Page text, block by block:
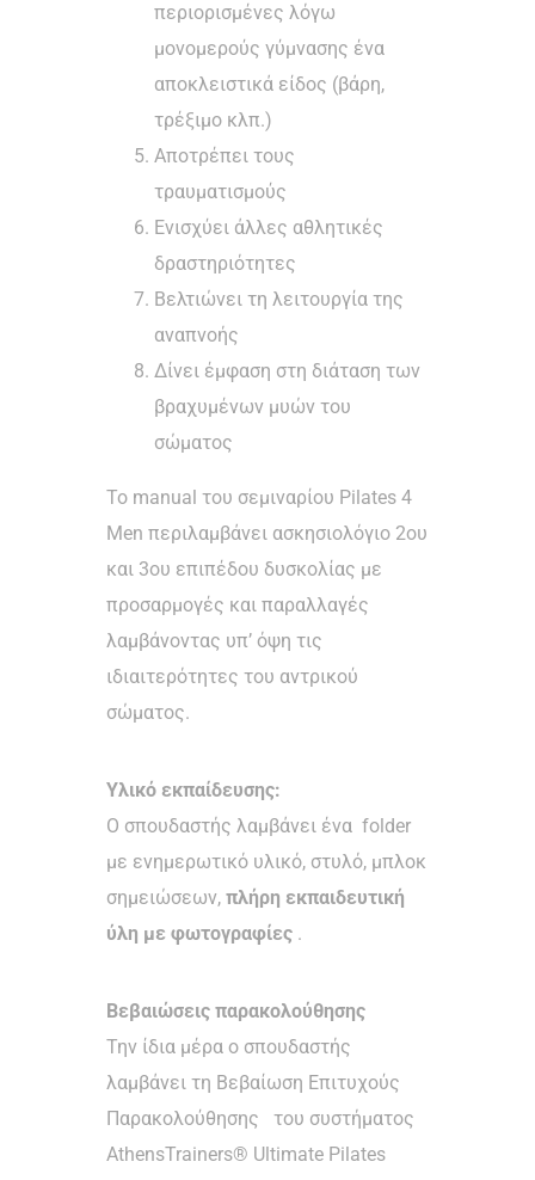
περιορισμένες λόγω
μονομερούς γύμνασης ένα
αποκλειστικά είδος (βάρη,
τρέξιμο κλπ.)
Αποτρέπει τους
τραυματισμούς
Ενισχύει άλλες αθλητικές
δραστηριότητες
Βελτιώνει τη λειτουργία της
αναπνοής
Δίνει έμφαση στη διάταση των
βραχυμένων μυών του
σώματος
Το manual του σεμιναρίου Pilates 4
Men περιλαμβάνει ασκησιολόγιο 2ου
και 3ου επιπέδου δυσκολίας με
προσαρμογές και παραλλαγές
λαμβάνοντας υπ’ όψη τις
ιδιαιτερότητες του αντρικού
σώματος.
Υλικό εκπαίδευσης:
Ο σπουδαστής λαμβάνει ένα folder
με ενημερωτικό υλικό, στυλό, μπλοκ
σημειώσεων, πλήρη εκπαιδευτική
ύλη με φωτογραφίες .
Βεβαιώσεις παρακολούθησης
Την ίδια μέρα ο σπουδαστής
λαμβάνει τη Βεβαίωση Επιτυχούς
Παρακολούθησης του συστήματος
AthensTrainers® Ultimate Pilates